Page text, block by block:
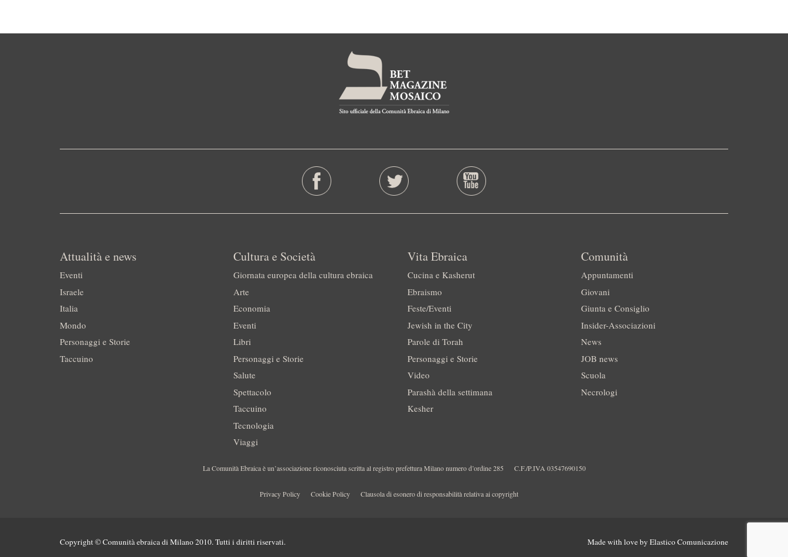
Attualità e news
Eventi
Israele
Italia
Mondo
Personaggi e Storie
Taccuino
Cultura e Società
Giornata europea della cultura ebraica
Arte
Economia
Eventi
Libri
Personaggi e Storie
Salute
Spettacolo
Taccuino
Tecnologia
Viaggi
Vita Ebraica
Cucina e Kasherut
Ebraismo
Feste/Eventi
Jewish in the City
Parole di Torah
Personaggi e Storie
Video
Parashà della settimana
Kesher
Comunità
Appuntamenti
Giovani
Giunta e Consiglio
Insider-Associazioni
News
JOB news
Scuola
Necrologi
La Comunità Ebraica è un’associazione riconosciuta scritta al registro prefettura Milano numero d’ordine 285 C.F./P.IVA 03547690150
Privacy Policy Cookie Policy Clausola di esonero di responsabilità relativa ai copyright
Copyright © Comunità ebraica di Milano 2010. Tutti i diritti riservati. Made with love by Elastico Comunicazione